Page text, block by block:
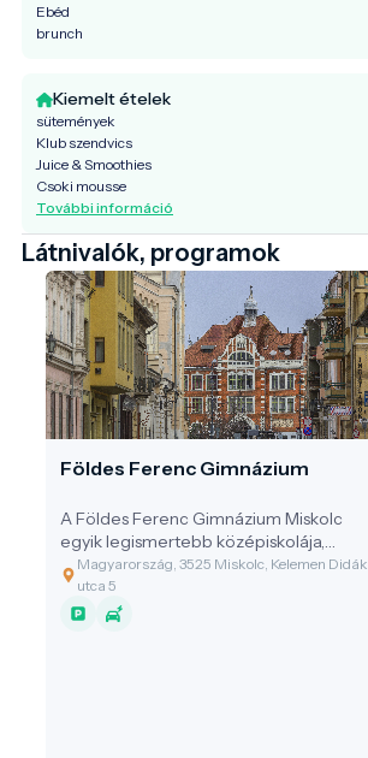
Ebéd
brunch
Kiemelt ételek
sütemények
Klub szendvics
Juice & Smoothies
Csoki mousse
További információ
Látnivalók, programok
Földes Ferenc Gimnázium
A Földes Ferenc Gimnázium Miskolc
egyik legismertebb középiskolája,
amely az épület története, múltja miatt
a városnéző séták egyik fontos
helyszíne.
Magyarország, 3525 Miskolc, Kelemen Didák
utca 5